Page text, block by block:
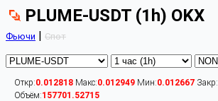
PLUME-USDT (1h) OKX
Фьючи | Спот
Откр:0.012818 Макс:0.012949 Мин:0.012667 Закр:
Объём:157701.52715